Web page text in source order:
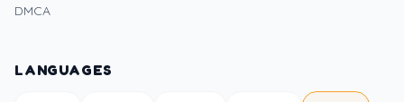
DMCA
LANGUAGES